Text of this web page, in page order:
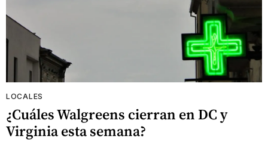
LOCALES
¿Cuáles Walgreens cierran en DC y
Virginia esta semana?